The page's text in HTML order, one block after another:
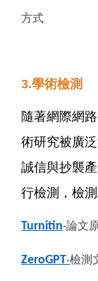
方式
3.學術檢測
隨著網際網
術研究被廣
誠信與抄襲
行檢測，檢
Turnitin-論文
ZeroGPT-檢測